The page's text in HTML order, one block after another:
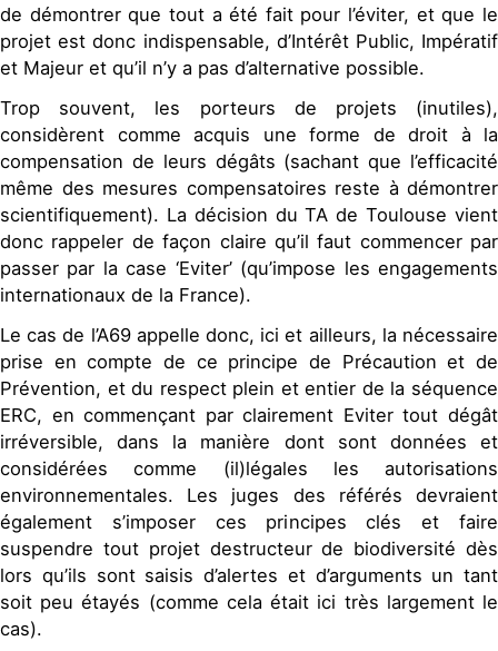
de démontrer que tout a été fait pour l’éviter, et que le
projet est donc indispensable, d’Intérêt Public, Impératif
et Majeur et qu’il n’y a pas d’alternative possible.
Trop souvent, les porteurs de projets (inutiles),
considèrent comme acquis une forme de droit à la
compensation de leurs dégâts (sachant que l’efficacité
même des mesures compensatoires reste à démontrer
scientifiquement). La décision du TA de Toulouse vient
donc rappeler de façon claire qu’il faut commencer par
passer par la case ‘Eviter’ (qu’impose les engagements
internationaux de la France).
Le cas de l’A69 appelle donc, ici et ailleurs, la nécessaire
prise en compte de ce principe de Précaution et de
Prévention, et du respect plein et entier de la séquence
ERC, en commençant par clairement Eviter tout dégât
irréversible, dans la manière dont sont données et
considérées comme (il)légales les autorisations
environnementales. Les juges des référés devraient
également s’imposer ces principes clés et faire
suspendre tout projet destructeur de biodiversité dès
lors qu’ils sont saisis d’alertes et d’arguments un tant
soit peu étayés (comme cela était ici très largement le
cas).